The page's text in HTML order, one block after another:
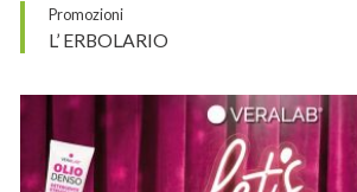
Promozioni
L’ ERBOLARIO